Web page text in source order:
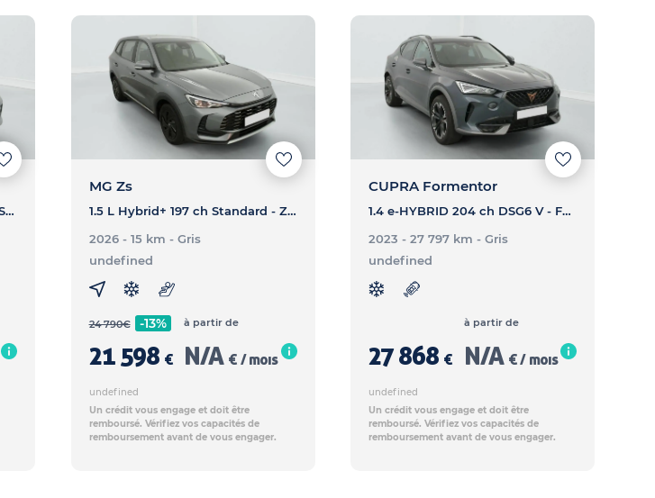
1.5 TSI EVO2 116 BVM6 LIFE PLUS - GOLF 8 1.5 TSI EVO2 116 BVM6 LIFE PLUS
MG Zs
1.5 L Hybrid+ 197 ch Standard - ZS 1.5 L Hybrid+ 197 ch Standard
2026 - 15 km - Gris
undefined
24 790€ -13%
21 598 €
à partir de
N/A € / mois
undefined
Un crédit vous engage et doit être
remboursé. Vérifiez vos capacités de
remboursement avant de vous engager.
CUPRA Formentor
1.4 e-HYBRID 204 ch DSG6 V - FORMENTOR 1.4 e-HYBRID 204 ch DSG6 V
2023 - 27 797 km- Gris
undefined
27 868 €
à partir de
N/A € / mois
undefined
Un crédit vous engage et doit être
remboursé. Vérifiez vos capacités de
remboursement avant de vous engager.